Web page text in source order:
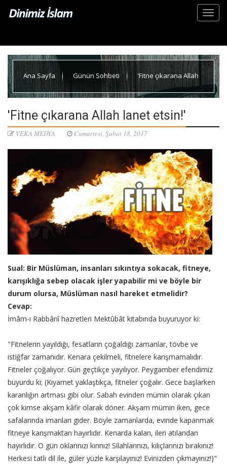
Ana Sayfa Günün Sohbeti 'Fitne çıkarana Allah
'Fitne çıkarana Allah lanet etsin!'
VEKA MEDYA Cumartesi, Şubat 18, 2017
Sual: Bir Müslüman, insanları sıkıntıya sokacak, fitneye,
karışıklığa sebep olacak işler yapabilir mi ve böyle bir
durum olursa, Müslüman nasıl hareket etmelidir?
Cevap:
İmâm-ı Rabbânî hazretleri Mektûbât kitabında buyuruyor ki:
"Fitnelerin yayıldığı, fesatların çoğaldığı zamanlar, tövbe ve
istiğfar zamanıdır. Kenara çekilmeli, fitnelere karışmamalıdır.
Fitneler çoğalıyor. Gün geçtikçe yayılıyor. Peygamber efendimiz
buyurdu ki; (Kıyamet yaklaştıkça, fitneler çoğalır. Gece başlarken
karanlığın artması gibi olur. Sabah evinden mümin olarak çıkan
çok kimse akşam kâfir olarak döner. Akşam mümin iken, gece
safalarında imanları gider. Böyle zamanlarda, evinde kapanmak
fitneye karışmaktan hayırlıdır. Kenarda kalan, ileri atılandan
hayırlıdır. O gün oklarınızı kırınız! Silahlarınızı, kılıçlarınızı bırakınız!
Herkesi tatlı dil ile, güler yüzle karşılayınız! Evinizden çıkmayınız!)"